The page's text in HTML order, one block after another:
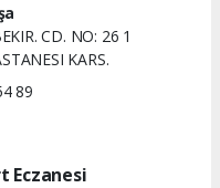
CD. NO: 26 1
KARS.
89
Eczanesi